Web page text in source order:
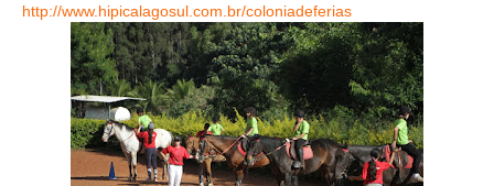
http://www.hipicalagosul.com.br/coloniadeferias